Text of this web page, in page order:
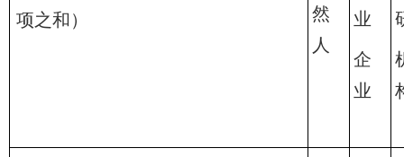
项之和）
然
人
业
企
业